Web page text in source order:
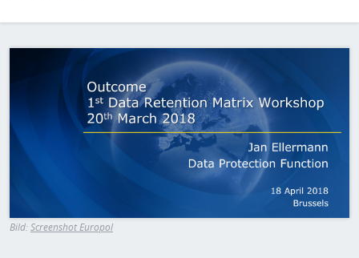
Bild
Bild:Screenshot Europol